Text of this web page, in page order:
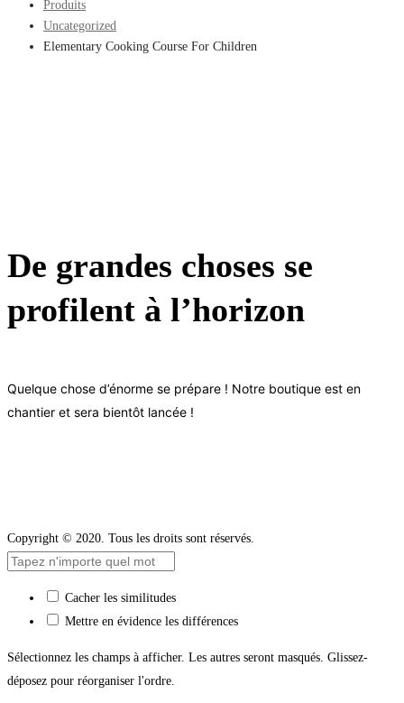
Produits
Uncategorized
Elementary Cooking Course For Children
De grandes choses se
profilent à l’horizon
Quelque chose d’énorme se prépare ! Notre boutique est en
chantier et sera bientôt lancée !
Copyright © 2020. Tous les droits sont réservés.
Cacher les similitudes
Mettre en évidence les différences
Sélectionnez les champs à afficher. Les autres seront masqués. Glissez-
déposez pour réorganiser l'ordre.